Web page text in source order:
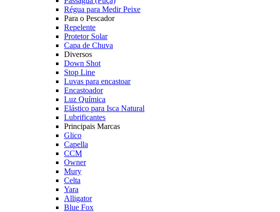
Régua para Medir Peixe
Para o Pescador
Repelente
Protetor Solar
Capa de Chuva
Diversos
Down Shot
Stop Line
Luvas para encastoar
Encastoador
Luz Química
Elástico para Isca Natural
Lubrificantes
Principais Marcas
Glico
Capella
CCM
Owner
Mury
Celta
Yara
Alligator
Blue Fox